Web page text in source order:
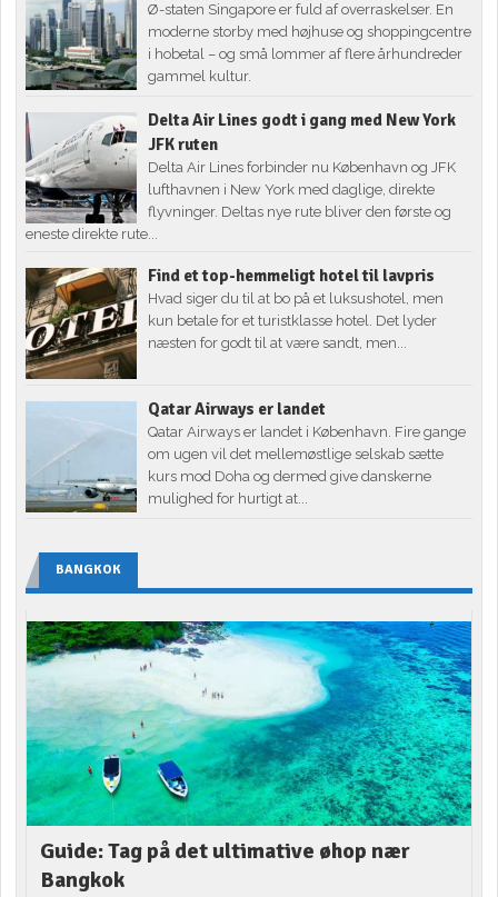
Ø-staten Singapore er fuld af overraskelser. En
moderne storby med højhuse og shoppingcentre
i hobetal – og små lommer af flere århundreder
gammel kultur.
Delta Air Lines godt i gang med New York
JFK ruten
Delta Air Lines forbinder nu København og JFK
lufthavnen i New York med daglige, direkte
flyvninger. Deltas nye rute bliver den første og
eneste direkte rute...
Find et top-hemmeligt hotel til lavpris
Hvad siger du til at bo på et luksushotel, men
kun betale for et turistklasse hotel. Det lyder
næsten for godt til at være sandt, men...
Qatar Airways er landet
Qatar Airways er landet i København. Fire gange
om ugen vil det mellemøstlige selskab sætte
kurs mod Doha og dermed give danskerne
mulighed for hurtigt at...
BANGKOK
Guide: Tag på det ultimative øhop nær
Bangkok